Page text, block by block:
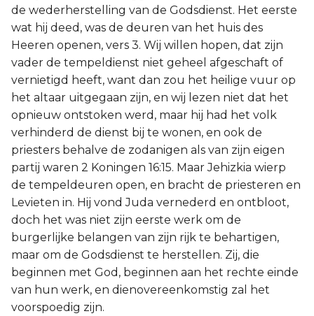
de wederherstelling van de Godsdienst. Het eerste
wat hij deed, was de deuren van het huis des
Heeren openen, vers 3. Wij willen hopen, dat zijn
vader de tempeldienst niet geheel afgeschaft of
vernietigd heeft, want dan zou het heilige vuur op
het altaar uitgegaan zijn, en wij lezen niet dat het
opnieuw ontstoken werd, maar hij had het volk
verhinderd de dienst bij te wonen, en ook de
priesters behalve de zodanigen als van zijn eigen
partij waren 2 Koningen 16:15. Maar Jehizkia wierp
de tempeldeuren open, en bracht de priesteren en
Levieten in. Hij vond Juda vernederd en ontbloot,
doch het was niet zijn eerste werk om de
burgerlijke belangen van zijn rijk te behartigen,
maar om de Godsdienst te herstellen. Zij, die
beginnen met God, beginnen aan het rechte einde
van hun werk, en dienovereenkomstig zal het
voorspoedig zijn.